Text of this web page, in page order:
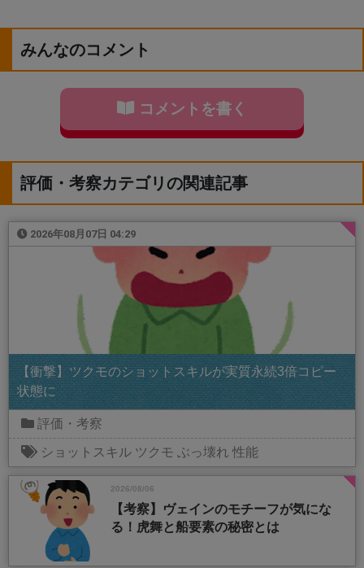
みんなのコメント
コメントを書く
評価・考察カテゴリの関連記事
2026年08月07日 04:29
【衝撃】ツクモのショットスキルが実質永続3倍コピー
状態に
評価・考察
ショットスキル ツクモ ぶっ壊れ 性能
2026/08/06
【考察】ヴェインのモチーフが気にな
る！虎舞と船要素の秘密とは